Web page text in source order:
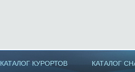
КАТАЛОГ КУРОРТОВ КАТАЛОГ